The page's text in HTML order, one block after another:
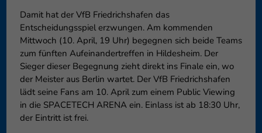
Damit hat der VfB Friedrichshafen das
Entscheidungsspiel erzwungen. Am kommenden
Mittwoch (10. April, 19 Uhr) begegnen sich beide Teams
zum fünften Aufeinandertreffen in Hildesheim. Der
Sieger dieser Begegnung zieht direkt ins Finale ein, wo
der Meister aus Berlin wartet. Der VfB Friedrichshafen
lädt seine Fans am 10. April zum einem Public Viewing
in die SPACETECH ARENA ein. Einlass ist ab 18:30 Uhr,
der Eintritt ist frei.